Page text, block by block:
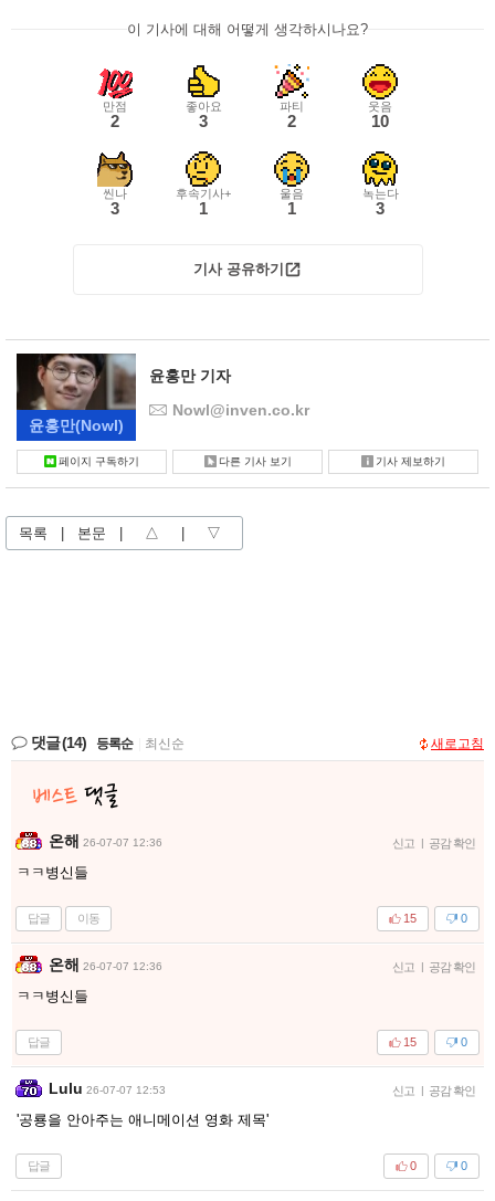
이 기사에 대해 어떻게 생각하시나요?
만점
2
좋아요
3
파티
2
웃음
10
씬나
3
후속기사+
1
울음
1
녹는다
3
기사 공유하기
윤홍만(Nowl)
윤홍만 기자
Nowl@inven.co.kr
페이지 구독하기 다른 기사 보기 기사 제보하기
목록 본문 △ ▽
댓글(14) 등록순 최신순 새로고침
온해 26-07-07 12:36 신고 | 공감 확인
ㅋㅋ병신들
답글 이동 0
15
온해 26-07-07 12:36 신고 | 공감 확인
ㅋㅋ병신들
답글 0
15
Lulu 26-07-07 12:53 신고 | 공감 확인
'공룡을 안아주는 애니메이션 영화 제목'
답글 0
0